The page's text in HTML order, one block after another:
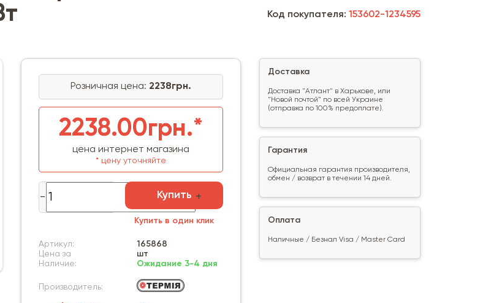
Розничная цена: 2238грн.
2238.00грн.*
цена интернет магазина
* цену уточняйте
Купить
Купить в один клик
Артикул:
165868
Цена за
шт
Наличие:
Ожидание 3-4 дня
Производитель:
Код покупателя: 153602-1234595
Доставка
Доставка "Атлант" в Харькове, или
"Новой почтой" по всей Украине
(отправка по 100% предоплате).
Гарантия
Официальная гарантия производителя,
обмен / возврат в течении 14 дней.
Оплата
Наличные / Безнал Visa / Master Card